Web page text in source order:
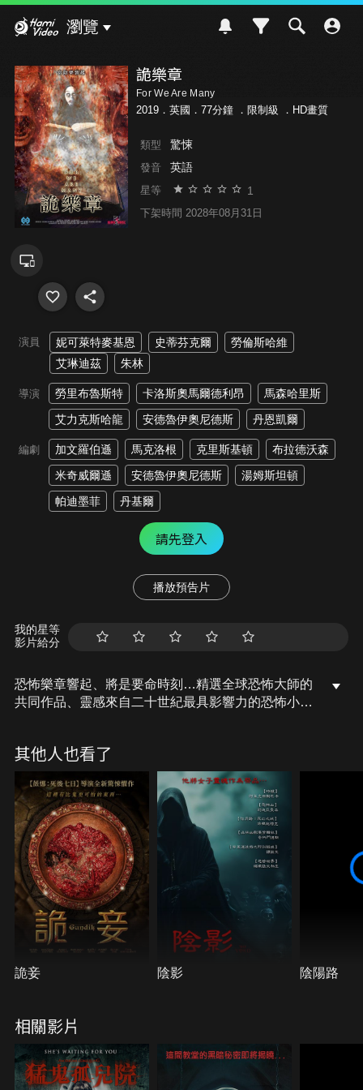
瀏覽
詭樂章
For We Are Many
2019．英國．77分鐘 ． 限制級 ．HD畫質
類型 驚悚
發音 英語
星等 1
下架時間 2028年08月31日
演員 妮可萊特麥基恩 史蒂芬克爾
勞倫斯哈維
艾琳迪茲
朱林
導演 勞里布魯斯特 卡洛斯奧馬爾德利昂
馬森哈里斯
艾力克斯哈龍
安德魯伊奧尼德斯 丹恩凱爾
編劇 加文羅伯遜 馬克洛根 克里斯基頓
布拉德沃森
米奇威爾遜
安德魯伊奧尼德斯
湯姆斯坦頓
帕迪墨菲
丹基爾
請先登入
播放預告片
我的星等
影片給分
恐怖樂章響起、將是要命時刻…精選全球恐怖大師的
共同作品、靈感來自二十世紀最具影響力的恐怖小說
的生命卑微仿如大海中的一粒微麈、世界被巨大而奇
形的宇宙之神統治、似乎只能選擇用死亡來逃避這撞
擊心臟的無力…
其他人也看了
詭妾 陰影 陰陽路
相關影片